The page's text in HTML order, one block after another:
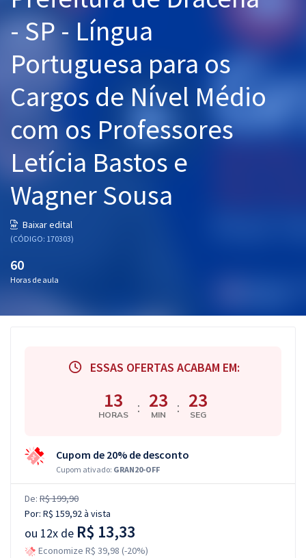
Graduação
Mentorias
Questões grátis
Conteúdo gratuito
Blog
Aprovados
Atendimento
- SP - Língua
Portuguesa para os
Cargos de Nível Médio
com os Professores
Letícia Bastos e
Wagner Sousa
Baixar edital
(CÓDIGO: 170303)
60
Horas de aula
ESSAS OFERTAS ACABAM EM:
13
HORAS : 23
MIN : 22
SEG
Cupom de 20% de desconto
Cupom ativado: GRAN20-OFF
De: R$ 199,90
Por: R$ 159,92à vista
ou 12x de R$ 13,33
Economize R$ 39,98 (-20%)